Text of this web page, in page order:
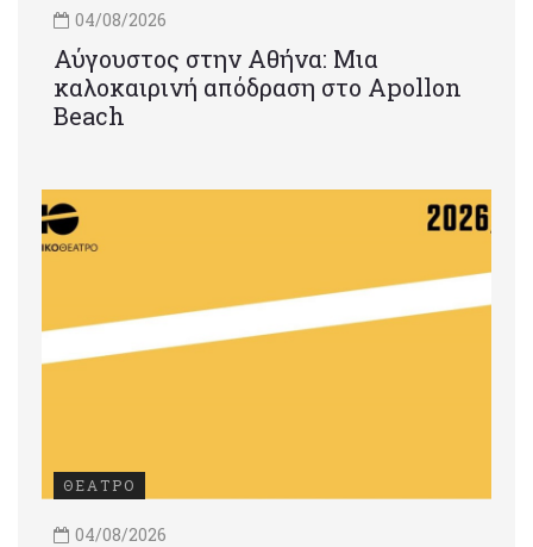
04/08/2026
Αύγουστος στην Αθήνα: Μια
καλοκαιρινή απόδραση στο Apollon
Beach
ΘΕΑΤΡΟ
04/08/2026